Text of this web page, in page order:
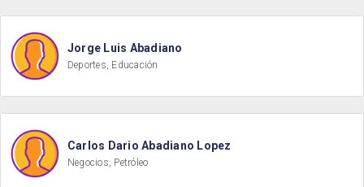
Jorge Luis Abadiano
Deportes, Educación
Carlos Dario Abadiano Lopez
Negocios, Petróleo